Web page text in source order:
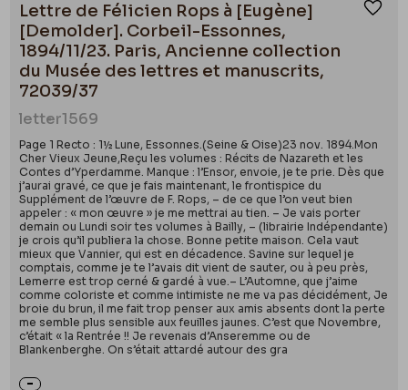
Lettre de Félicien Rops à [Eugène]
[Demolder]. Corbeil-Essonnes,
1894/11/23. Paris, Ancienne collection
du Musée des lettres et manuscrits,
72039/37
letter1569
Page 1 Recto : 1½ Lune, Essonnes.(Seine & Oise)23 nov. 1894.Mon
Cher Vieux Jeune,Reçu les volumes : Récits de Nazareth et les
Contes d’Yperdamme. Manque : l’Ensor, envoie, je te prie. Dès que
j’aurai gravé, ce que je fais maintenant, le frontispice du
Supplément de l’œuvre de F. Rops, – de ce que l’on veut bien
appeler : « mon œuvre » je me mettrai au tien. – Je vais porter
demain ou Lundi soir tes volumes à Bailly, – (librairie Indépendante)
je crois qu’il publiera la chose. Bonne petite maison. Cela vaut
mieux que Vannier, qui est en décadence. Savine sur lequel je
comptais, comme je te l’avais dit vient de sauter, ou à peu près,
Lemerre est trop cerné & gardé à vue.– L’Automne, que j’aime
comme coloriste et comme intimiste ne me va pas décidément, Je
broie du brun, il me fait trop penser aux amis absents dont la perte
me semble plus sensible aux feuilles jaunes. C’est que Novembre,
c’était « la Rentrée !! Je revenais d’Anseremme ou de
Blankenberghe. On s’était attardé autour des gra